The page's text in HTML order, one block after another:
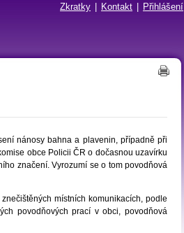
Zkratky Kontakt Přihlášení
nánosy bahna a plavenin, případně při
obce Policii ČR o dočasnou uzavírku
značení. Vyrozumí se o tom povodňová
místních komunikacích, podle
povodňových prací v obci, povodňová